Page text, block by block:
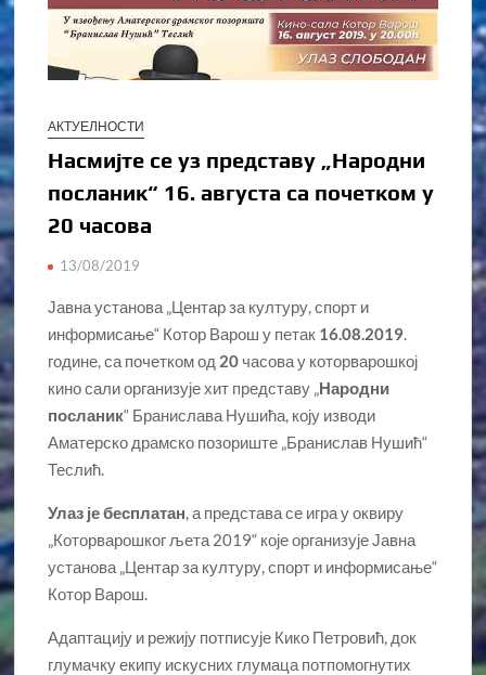
АКТУЕЛНОСТИ
Насмијте се уз представу „Народни
посланик“ 16. августа са почетком у
20 часова
13/08/2019
Јавна установа „Центар за културу, спорт и
информисање“ Котор Варош у петак 16.08.2019.
године, са почетком од 20 часова у которварошкој
кино сали организује хит представу „Народни
посланик“ Бранислава Нушића, коју изводи
Аматерско драмско позориште „Бранислав Нушић“
Теслић.
Улаз је бесплатан, а представа се игра у оквиру
„Которварошког љета 2019“ које организује Јавна
установа „Центар за културу, спорт и информисање“
Котор Варош.
Адаптацију и режију потписује Кико Петровић, док
глумачку екипу искусних глумаца потпомогнутих